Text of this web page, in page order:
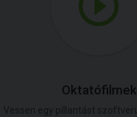
Oktatófilmek